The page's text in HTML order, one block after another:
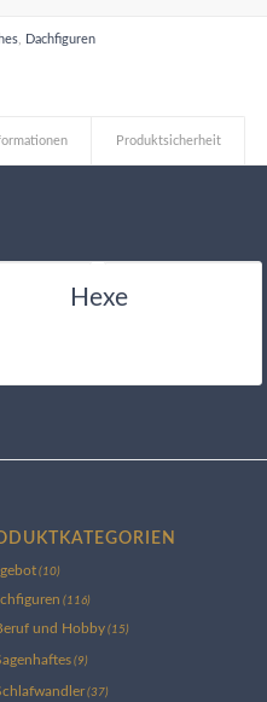
Dachfiguren
Produktsicherheit
Hexe
(10)
(116)
und Hobby (15)
(9)
(37)